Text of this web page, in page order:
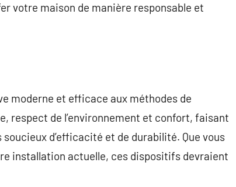
votre maison de manière responsable et
moderne et efficace aux méthodes de
respect de l’environnement et confort, faisant
soucieux d’efficacité et de durabilité. Que vous
installation actuelle, ces dispositifs devraient